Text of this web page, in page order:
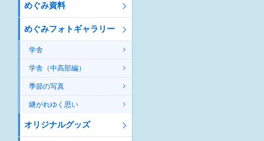
めぐみ資料
めぐみフォトギャラリー
学舎
学舎（中高部編）
季節の写真
継がれゆく思い
オリジナルグッズ